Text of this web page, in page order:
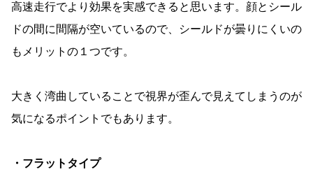
高速走行でより効果を実感できると思います。顔とシール
ドの間に間隔が空いているので、シールドが曇りにくいの
もメリットの１つです。
大きく湾曲していることで視界が歪んで見えてしまうのが
気になるポイントでもあります。
・フラットタイプ